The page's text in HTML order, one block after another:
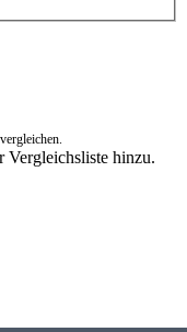
Vergleichsliste hinzu.